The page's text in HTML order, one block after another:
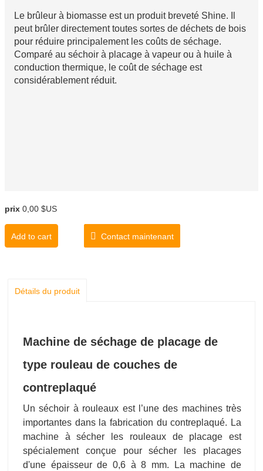
Le brûleur à biomasse est un produit breveté Shine. Il
peut brûler directement toutes sortes de déchets de bois
pour réduire principalement les coûts de séchage.
Comparé au séchoir à placage à vapeur ou à huile à
conduction thermique, le coût de séchage est
considérablement réduit.
prix 0,00 $US
Add to cart Contact maintenant
Détails du produit
Machine de séchage de placage de
type rouleau de couches de
contreplaqué
Un séchoir à rouleaux est l’une des machines très
importantes dans la fabrication du contreplaqué. La
machine à sécher les rouleaux de placage est
spécialement conçue pour sécher les placages
d'une épaisseur de 0,6 à 8 mm. La machine de